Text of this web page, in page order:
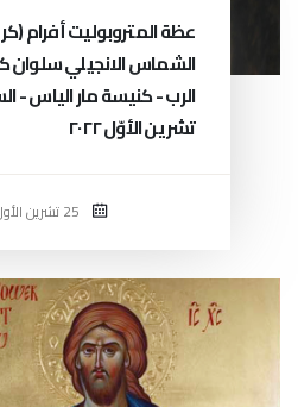
عظة المتروبوليت أفرام
الشماس الانجيلي سلوان
تشرين الأوّل ٢٠٢٢